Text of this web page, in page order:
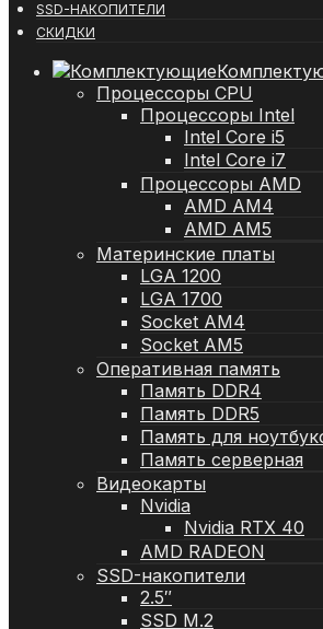
SSD-НАКОПИТЕЛИ
СКИДКИ
Процессоры CPU
Процессоры Intel
Intel Core i5
Intel Core i7
Процессоры AMD
AMD AM4
AMD AM5
Материнские платы
LGA 1200
LGA 1700
Socket AM4
Socket AM5
Оперативная память
Память DDR4
Память DDR5
Память для
Память серверная
Видеокарты
Nvidia
Nvidia RTX 40
AMD RADEON
SSD-накопители
2.5″
SSD M.2